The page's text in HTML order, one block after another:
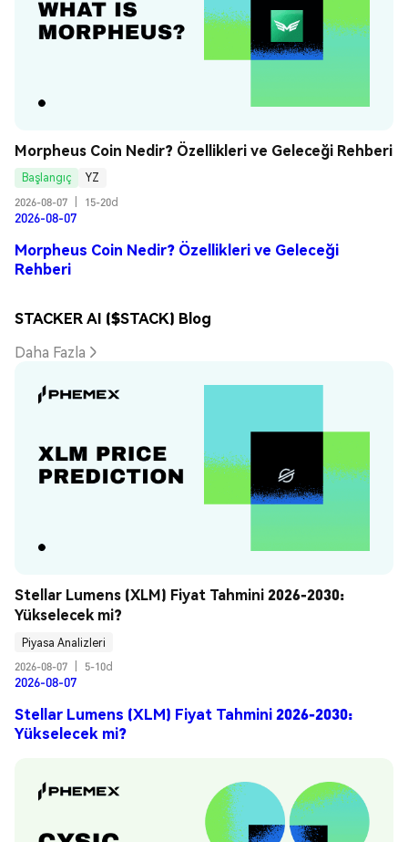
Morpheus Coin Nedir? Özellikleri ve Geleceği Rehberi
Başlangıç
YZ
2026-08-07
15-20d
2026-08-07
Morpheus Coin Nedir? Özellikleri ve Geleceği
Rehberi
STACKER AI ($STACK) Blog
Daha Fazla
Stellar Lumens (XLM) Fiyat Tahmini 2026-2030:
Yükselecek mi?
Piyasa Analizleri
2026-08-07
5-10d
2026-08-07
Stellar Lumens (XLM) Fiyat Tahmini 2026-2030:
Yükselecek mi?